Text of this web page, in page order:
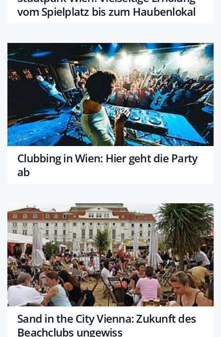
vom Spielplatz bis zum Haubenlokal
Clubbing in Wien: Hier geht die Party
ab
Sand in the City Vienna: Zukunft des
Beachclubs ungewiss